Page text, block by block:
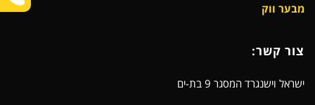
מבער ווק
צור קשר:
ישראל וישנגרד המסגר 9 בת-ים